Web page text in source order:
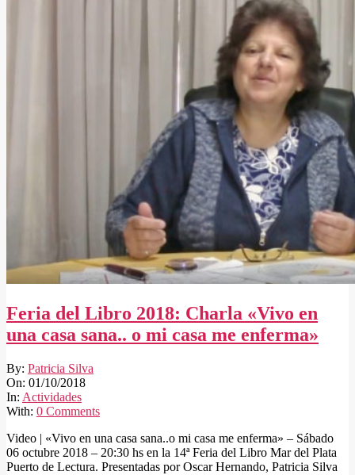
Feria del Libro 2018: Charla «Vivo en
una casa sana.. o mi casa me enferma»
2018-
10-
01
By: Patricia Silva
On: 01/10/2018
In: Actividades
With: 0 Comments
Video | «Vivo en una casa sana..o mi casa me enferma» – Sábado
06 octubre 2018 – 20:30 hs en la 14ª Feria del Libro Mar del Plata
Puerto de Lectura. Presentadas por Oscar Hernando, Patricia Silva